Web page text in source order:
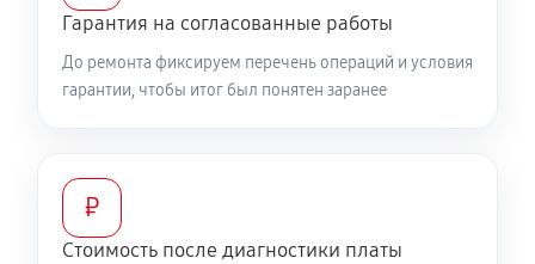
Гарантия на согласованные работы
До ремонта фиксируем перечень операций и условия
гарантии, чтобы итог был понятен заранее
₽
Стоимость после диагностики платы